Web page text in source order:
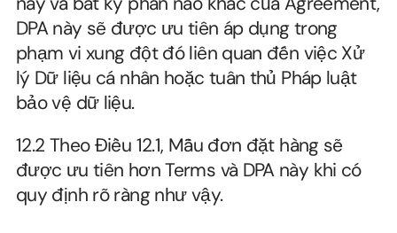
DPA này sẽ được ưu tiên áp dụng trong
phạm vi xung đột đó liên quan đến việc Xử
lý Dữ liệu cá nhân hoặc tuân thủ Pháp luật
bảo vệ dữ liệu.
12.2 Theo Điều 12.1, Mẫu đơn đặt hàng sẽ
được ưu tiên hơn Terms và DPA này khi có
quy định rõ ràng như vậy.